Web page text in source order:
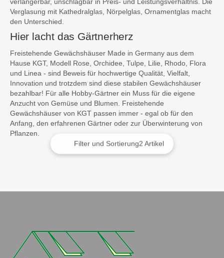
Filter und Sortierung2 Artikel
Verglasung mit Kathedralglas, Nörpelglas, Ornamentglas macht
den Unterschied.
Hier lacht das Gärtnerherz
Freistehende Gewächshäuser Made in Germany aus dem
Hause KGT, Modell Rose, Orchidee, Tulpe, Lilie, Rhodo, Flora
und Linea - sind Beweis für hochwertige Qualität, Vielfalt,
Innovation und trotzdem sind diese stabilen Gewächshäuser
bezahlbar! Für alle Hobby-Gärtner ein Muss für die eigene
Anzucht von Gemüse und Blumen. Freistehende
Gewächshäuser von KGT passen immer - egal ob für den
Anfang, den erfahrenen Gärtner oder zur Überwinterung von
Pflanzen.